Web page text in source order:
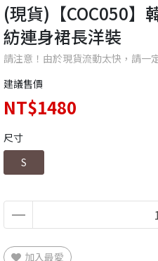
(現貨)【COC050】
紡連身裙長洋裝
請注意！由於現貨流動太快，請一
建議售價
NT$1480
尺寸
S
加入最愛